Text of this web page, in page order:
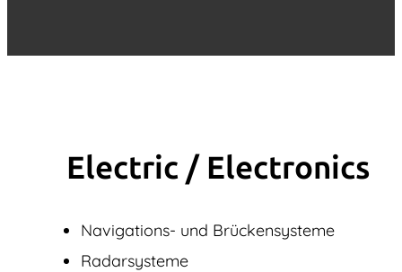
Electric / Elec­tronics
Navigations- und Brückensysteme
Radarsysteme